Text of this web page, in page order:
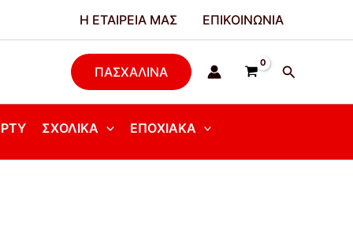
Η ΕΤΑΙΡΕΊΑ ΜΑΣ ΕΠΙΚΟΙΝΩΝΊΑ
ΠΑΣΧΑΛΙΝΑ
ΣΧΟΛΙΚΆ ΕΠΟΧΙΑΚΆ